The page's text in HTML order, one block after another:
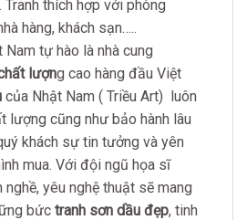
thích hợp với phòng
hàng, khách sạn…..
Nam tự hào là nhà cung
lượng cao hàng đầu Việt
của Nhật Nam ( Triều Art) luôn
lượng cũng như bảo hành lâu
khách sự tin tưởng và yên
mua. Với đội ngũ họa sĩ
nghề, yêu nghệ thuật sẽ mang
bức tranh sơn dầu đẹp, tinh